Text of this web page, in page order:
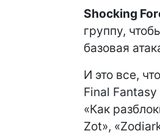
Shocking
группу,
базовая
И это все,
Final
«Как
Zot»,